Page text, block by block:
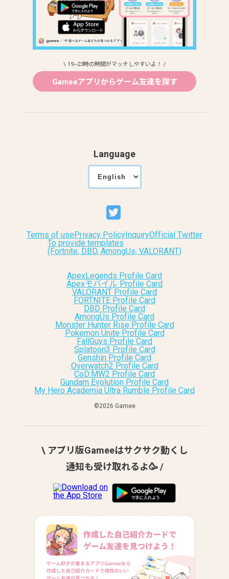
\ 19~23時の時間がマッチしやすいよ！ /
Gameeアプリからゲーム友達を探す
Language
Terms of usePrivacy Policy InquiryOfficial Twitter
To provide templates
(Fortnite, DBD, AmongUs, VALORANT)
ApexLegends Profile Card
Apexモバイル Profile Card
VALORANT Profile Card
FORTNITE Profile Card
DBD Profile Card
AmongUs Profile Card
Monster Hunter Rise Profile Card
Pokemon Unite Profile Card
FallGuys Profile Card
Splatoon3 Profile Card
Genshin Profile Card
Overwatch2 Profile Card
CoD:MW2 Profile Card
Gundam Evolution Profile Card
My Hero Academia Ultra Rumble Profile Card
©︎2026 Gamee
\ アプリ版Gameeはサクサク動くし
通知も受け取れるよ🥳 /